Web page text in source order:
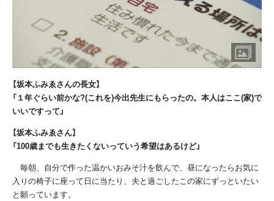
【坂本ふみゑさんの長女】
「１年ぐらい前かな?(これを)今出先生にもらったの。本人はここ(家)で
いいですって」
【坂本ふみゑさん】
「100歳までも生きたくないっていう希望はあるけど」
毎朝、自分で作った温かいおみそ汁を飲んで、昼になったらお気に
入りの椅子に座って日に当たり、夫と過ごしたこの家にずっといたい
と願っています。